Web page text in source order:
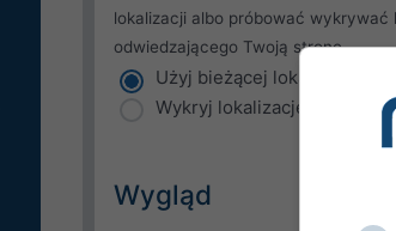
lokalizacji albo próbować wykrywać
odwiedzającego Twoją stronę.
Użyj bieżącej lokalizacji
Wykryj lokalizację
Wygląd